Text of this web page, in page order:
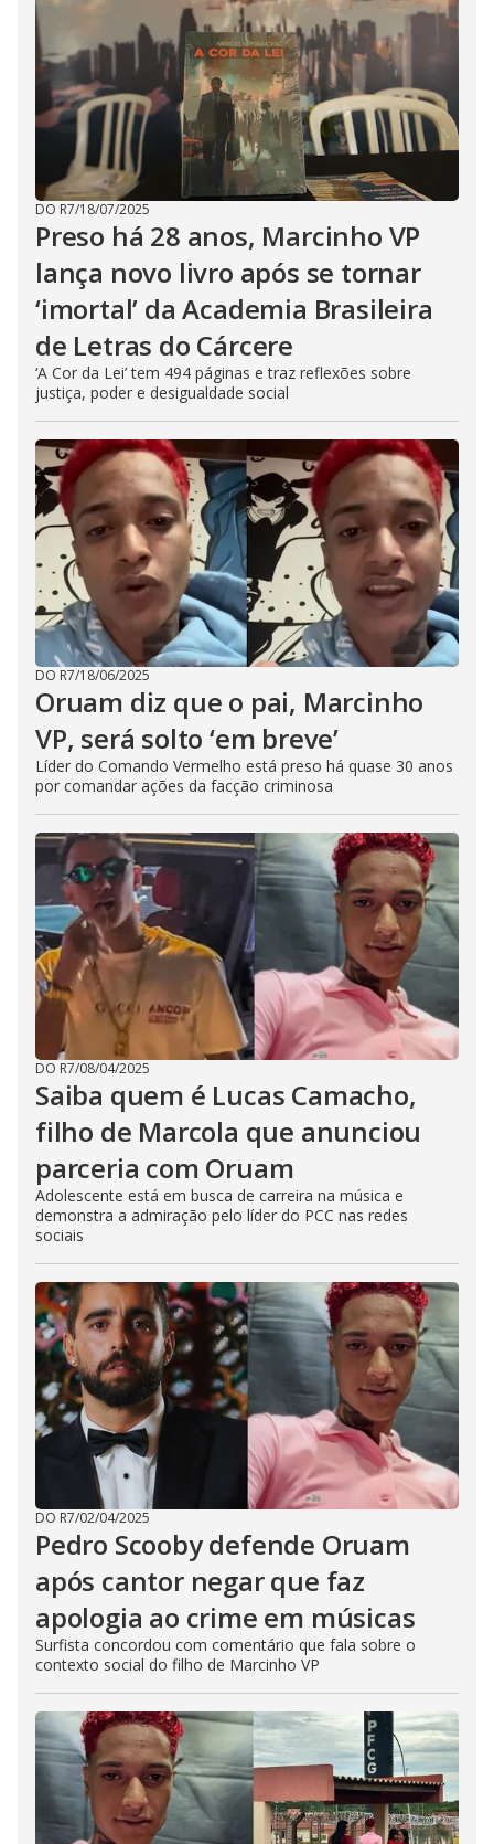
DO R7/18/07/2025
Preso há 28 anos, Marcinho VP
lança novo livro após se tornar
‘imortal’ da Academia Brasileira
de Letras do Cárcere
‘A Cor da Lei’ tem 494 páginas e traz reflexões sobre
justiça, poder e desigualdade social
DO R7/18/06/2025
Oruam diz que o pai, Marcinho
VP, será solto ‘em breve’
Líder do Comando Vermelho está preso há quase 30 anos
por comandar ações da facção criminosa
DO R7/08/04/2025
Saiba quem é Lucas Camacho,
filho de Marcola que anunciou
parceria com Oruam
Adolescente está em busca de carreira na música e
demonstra a admiração pelo líder do PCC nas redes
sociais
DO R7/02/04/2025
Pedro Scooby defende Oruam
após cantor negar que faz
apologia ao crime em músicas
Surfista concordou com comentário que fala sobre o
contexto social do filho de Marcinho VP